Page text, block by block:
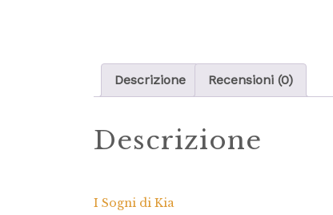
Descrizione Recensioni (0)
Descrizione
I Sogni di Kia